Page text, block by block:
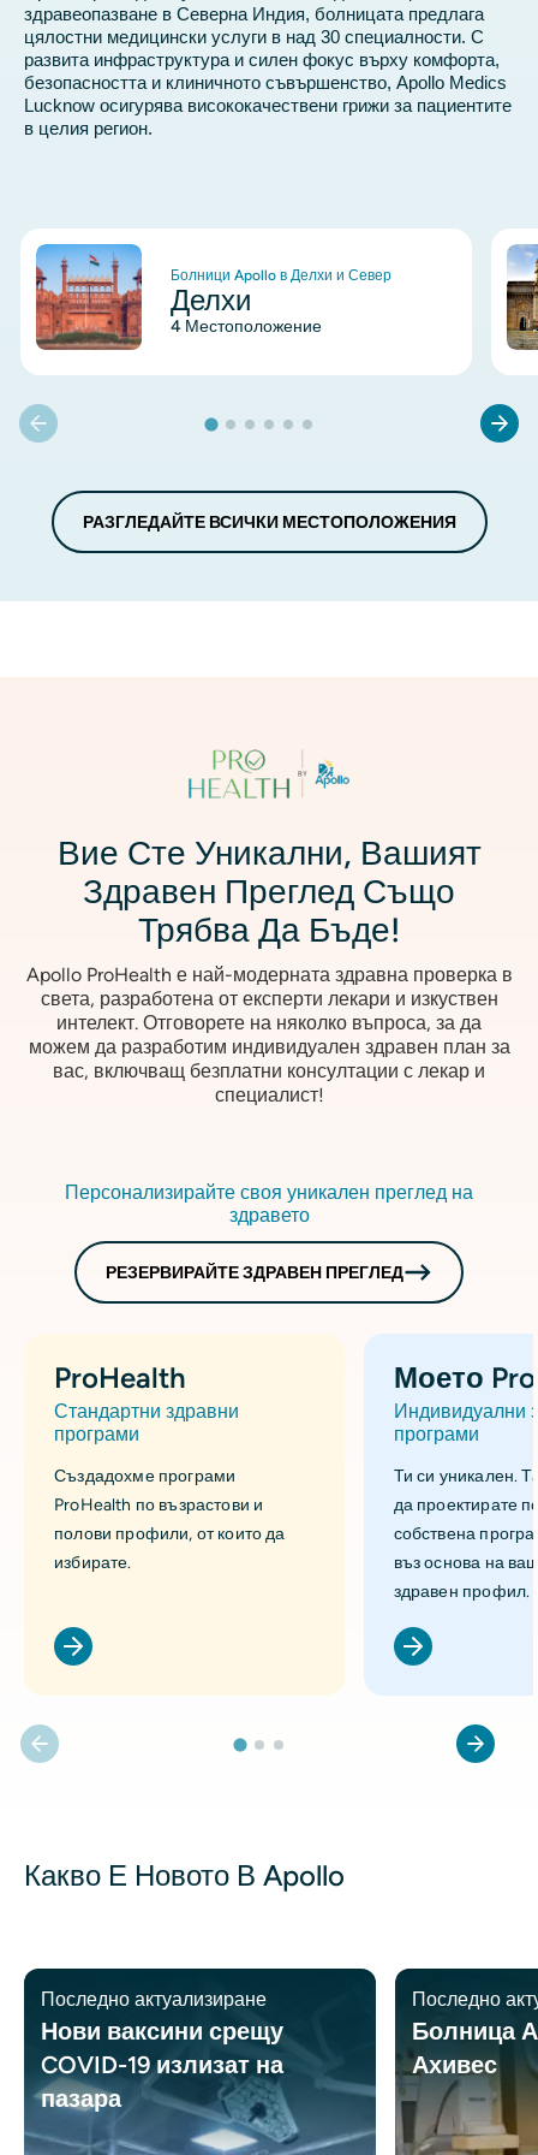
здравеопазване в Северна Индия, болницата предлага
цялостни медицински услуги в над 30 специалности. С
развита инфраструктура и силен фокус върху комфорта,
безопасността и клиничното съвършенство, Apollo Medics
Lucknow осигурява висококачествени грижи за пациентите
в целия регион.
Изображение
Болници Apollo в Делхи и Север
Делхи
4 Местоположение
РАЗГЛЕДАЙТЕ ВСИЧКИ МЕСТОПОЛОЖЕНИЯ
Вие Сте Уникални, Вашият
Здравен Преглед Също
Трябва Да Бъде!
Apollo ProHealth е най-модерната здравна проверка в
света, разработена от експерти лекари и изкуствен
интелект. Отговорете на няколко въпроса, за да
можем да разработим индивидуален здравен план за
вас, включващ безплатни консултации с лекар и
специалист!
Персонализирайте своя уникален преглед на
здравето
РЕЗЕРВИРАЙТЕ ЗДРАВЕН ПРЕГЛЕД
ProHealth
Стандартни здравни
програми
Създадохме програми
ProHealth по възрастови и
полови профили, от които да
избирате.
Моето
Индивидуални
програми
Ти си уникален.
да проектирате
собствена
въз основа на
здравен профил.
Какво Е Новото В Apollo
Последно актуализиране
Нови ваксини срещу
COVID-19 излизат на
пазара
Последно
Болница
Ахивес